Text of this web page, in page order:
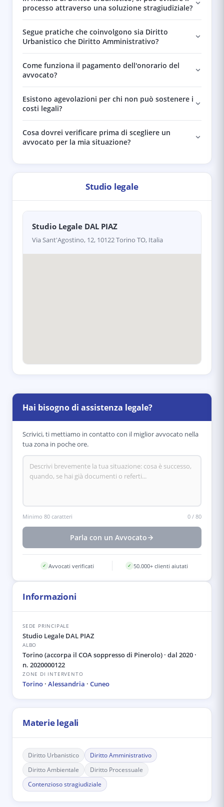
processo attraverso una soluzione stragiudiziale?
Segue pratiche che coinvolgono sia Diritto
Urbanistico che Diritto Amministrativo?
Come funziona il pagamento dell'onorario del
avvocato?
Esistono agevolazioni per chi non può sostenere i
costi legali?
Cosa dovrei verificare prima di scegliere un
avvocato per la mia situazione?
Studio legale
Studio Legale DAL PIAZ
Via Sant'Agostino, 12, 10122 Torino TO, Italia
Hai bisogno di assistenza legale?
Scrivici, ti mettiamo in contatto con il miglior avvocato nella
tua zona in poche ore.
Minimo 80 caratteri 0 / 80
Parla con un Avvocato
✓ Avvocati verificati ✓ 50.000+ clienti aiutati
Informazioni
SEDE PRINCIPALE
Studio Legale DAL PIAZ
ALBO
Torino (accorpa il COA soppresso di Pinerolo) · dal 2020 ·
n. 2020000122
ZONE DI INTERVENTO
Torino · Alessandria · Cuneo
Materie legali
Diritto Urbanistico
Diritto Amministrativo
Diritto Ambientale
Diritto Processuale
Contenzioso stragiudiziale